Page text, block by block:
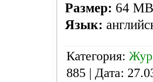
Размер: 64 MB
Язык:
Категория:
885 | Дата: